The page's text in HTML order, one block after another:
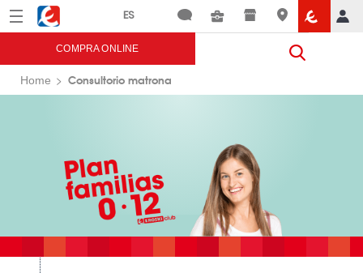
Menú Eroski
COMPRA ONLINE
Home Consultorio matrona